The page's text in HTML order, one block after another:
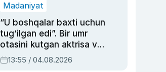
Madaniyat
“U boshqalar baxti uchun
tug‘ilgan edi”. Bir umr
otasini kutgan aktrisa va
dublyaj ustasi Rimma
Ahmedovaning
13:55 / 04.08.2026